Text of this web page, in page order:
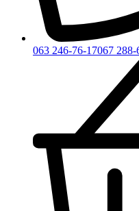
063 246-76-17067 288-